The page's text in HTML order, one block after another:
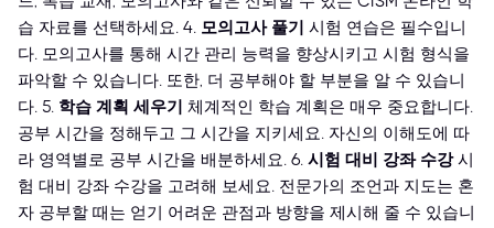
습 자료를 선택하세요. 4. 모의고사 풀기 시험 연습은 필수입니
다. 모의고사를 통해 시간 관리 능력을 향상시키고 시험 형식을
파악할 수 있습니다. 또한, 더 공부해야 할 부분을 알 수 있습니
다. 5. 학습 계획 세우기 체계적인 학습 계획은 매우 중요합니다.
공부 시간을 정해두고 그 시간을 지키세요. 자신의 이해도에 따
라 영역별로 공부 시간을 배분하세요. 6. 시험 대비 강좌 수강시
험 대비 강좌 수강을 고려해 보세요. 전문가의 조언과 지도는 혼
자 공부할 때는 얻기 어려운 관점과 방향을 제시해 줄 수 있습니